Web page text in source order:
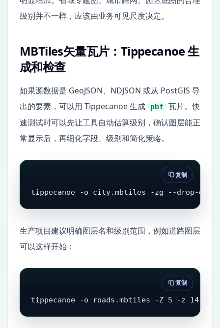
级别并不一样，应该由业务可见尺度决定。
MBTiles矢量瓦片：Tippecanoe 生
成和检查
如果源数据是 GeoJSON、NDJSON 或从 PostGIS 导
出的要素，可以用 Tippecanoe 生成
pbf
瓦片。快
速测试时可以先让工具自动估算级别，确认图层能正
常显示后，再细化字段、级别和简化策略。
tippecanoe -o city.mbtiles -zg --drop-
复制
生产项目建议明确图层名和级别范围，例如道路图层
可以这样开始：
tippecanoe -o roads.mbtiles -Z 5 -z 14 -l
复制